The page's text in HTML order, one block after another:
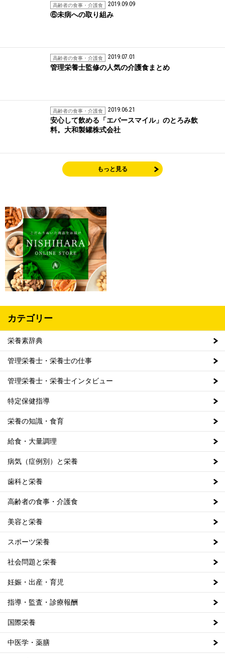
高齢者の食事・介護食 2019.09.09
⑥未病への取り組み
高齢者の食事・介護食 2019.07.01
管理栄養士監修の人気の介護食まとめ
高齢者の食事・介護食 2019.06.21
安心して飲める「エバースマイル」のとろみ飲
料。大和製罐株式会社
もっと見る
カテゴリー
栄養素辞典
管理栄養士・栄養士の仕事
管理栄養士・栄養士インタビュー
特定保健指導
栄養の知識・食育
給食・大量調理
病気（症例別）と栄養
歯科と栄養
高齢者の食事・介護食
美容と栄養
スポーツ栄養
社会問題と栄養
妊娠・出産・育児
指導・監査・診療報酬
国際栄養
中医学・薬膳